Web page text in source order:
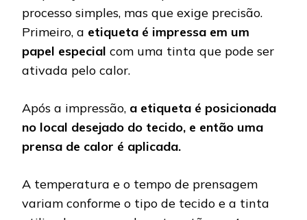
processo simples, mas que exige precisão.
Primeiro, a etiqueta é impressa em um
papel especial com uma tinta que pode ser
ativada pelo calor.
Após a impressão, a etiqueta é posicionada
no local desejado do tecido, e então uma
prensa de calor é aplicada.
A temperatura e o tempo de prensagem
variam conforme o tipo de tecido e a tinta